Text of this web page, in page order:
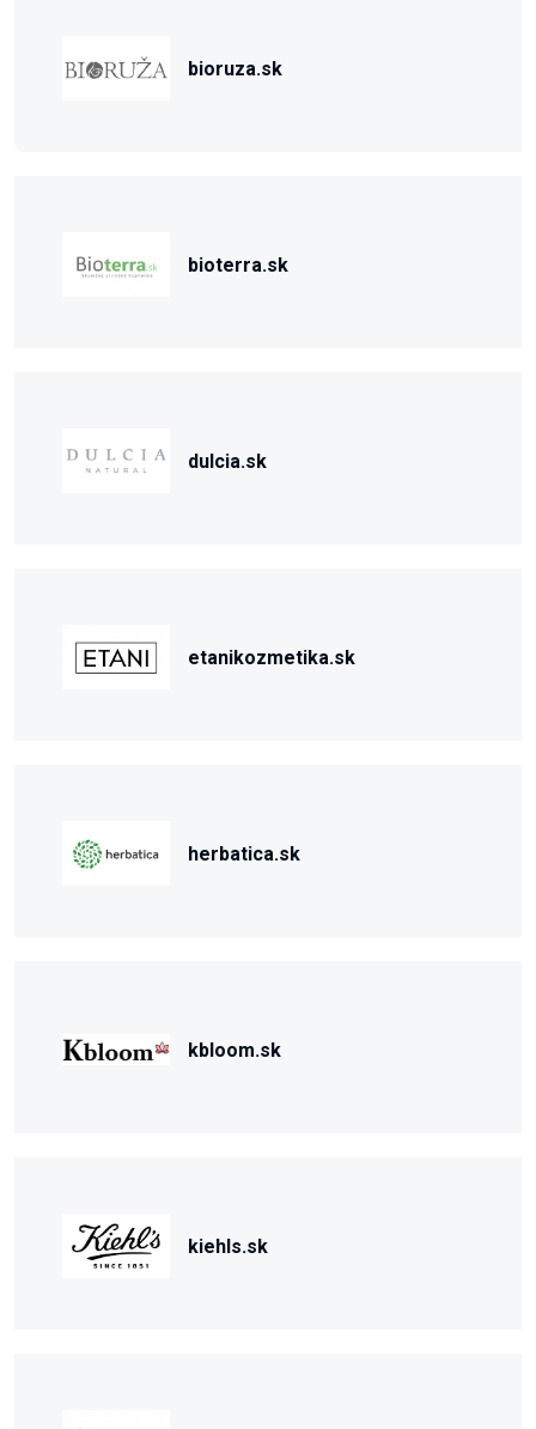
bioruza.sk
bioterra.sk
dulcia.sk
etanikozmetika.sk
herbatica.sk
kbloom.sk
kiehls.sk